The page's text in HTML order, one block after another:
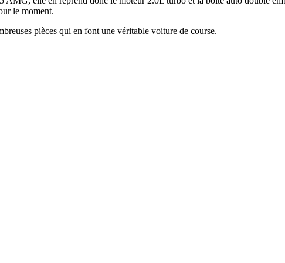
le moment.
pièces qui en font une véritable voiture de course.